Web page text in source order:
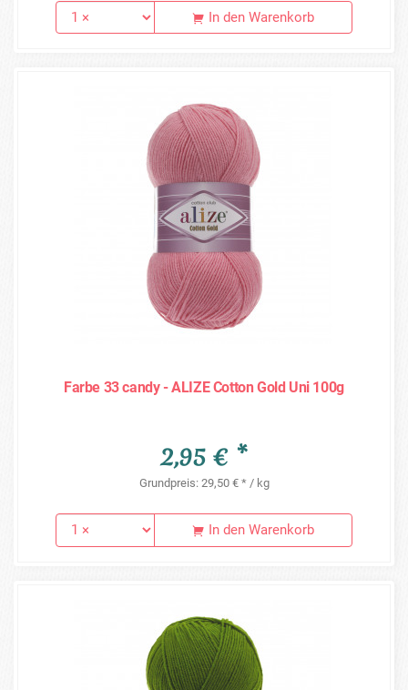
In den Warenkorb
Farbe 33 candy - ALIZE Cotton Gold Uni 100g
2,95 € *
Grundpreis: 29,50 € * / kg
In den Warenkorb